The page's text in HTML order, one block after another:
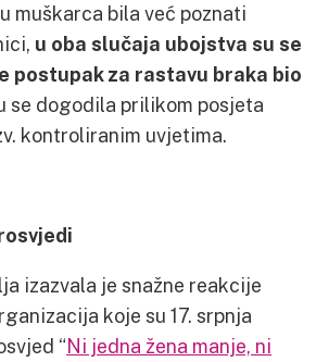
muškarca bila već poznati
u oba slučaja ubojstva su se
postupak za rastavu braka bio
se dogodila prilikom posjeta
kontroliranim uvjetima.
izazvala je snažne reakcije
koje su 17. srpnja
“Ni jedna žena manje, ni